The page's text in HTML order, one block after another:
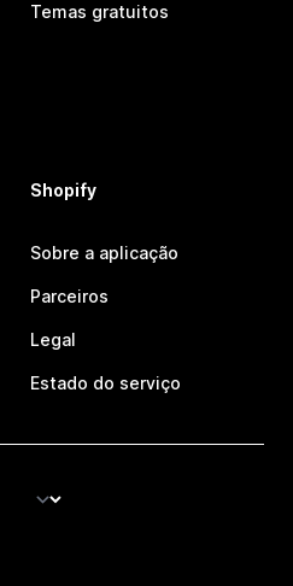
Temas gratuitos
Shopify
Sobre a aplicação
Parceiros
Legal
Estado do serviço